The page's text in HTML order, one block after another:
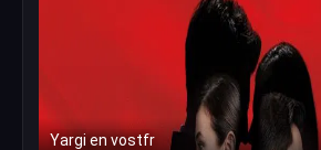
Yargi en vostfr